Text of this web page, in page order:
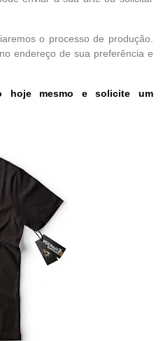
o processo de produção.
endereço de sua preferência e
hoje mesmo e solicite um